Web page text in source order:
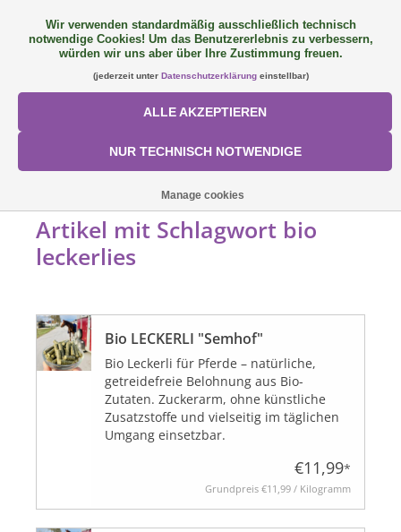
+49 (0) 9081 9025240 0 Artikel - €0,00
ALLE PRODUKTE
FÜTTERUNGSKONZEPT
AKTIONEN
STARTSEITE/SCHLAGWORTE
Artikel mit Schlagwort bio
leckerlies
Bio LECKERLI "Semhof"
Bio Leckerli für Pferde – natürliche,
getreidefreie Belohnung aus Bio-
Zutaten. Zuckerarm, ohne künstliche
Zusatzstoffe und vielseitig im täglichen
Umgang einsetzbar.
€11,99*
Grundpreis €11,99 / Kilogramm
Wir verwenden standardmäßig ausschließlich technisch
notwendige Cookies! Um das Benutzererlebnis zu verbessern,
würden wir uns aber über Ihre Zustimmung freuen.
(jederzeit unter Datenschutzerklärungeinstellbar)
ALLE AKZEPTIEREN
NUR TECHNISCH NOTWENDIGE
Manage cookies